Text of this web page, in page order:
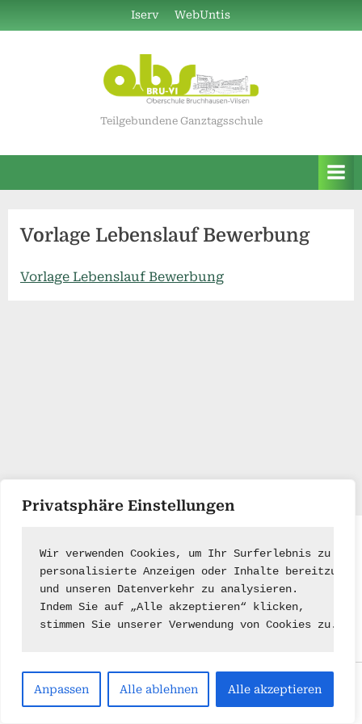
Privatsphäre Einstellungen
Wir verwenden Cookies, um Ihr Surferlebnis zu
personalisierte Anzeigen oder Inhalte
und unseren Datenverkehr zu analysieren.
Indem Sie auf „Alle akzeptieren“ klicken,
stimmen Sie unserer Verwendung von Cookies zu.
Anpassen Alle ablehnen Alle akzeptieren
to
Iserv WebUntis
Teilgebundene Ganztagsschule
Vorlage Lebenslauf Bewerbung
Vorlage Lebenslauf Bewerbung
Impressum Kontakt
Copyright © 2026 .
Powered byPressBook Green WordPress theme